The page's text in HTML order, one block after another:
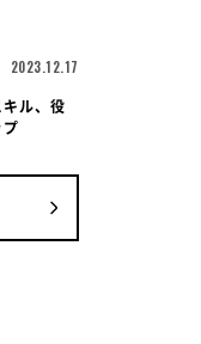
2023.12.17
ル、役
プ